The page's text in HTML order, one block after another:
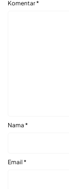
Komentar*
Nama *
Email *